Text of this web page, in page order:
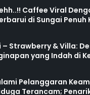
Caffee Viral
di Sungai Penuh
– Strawberry & Villa:
yang Indah di
Pelanggaran
Terancam;